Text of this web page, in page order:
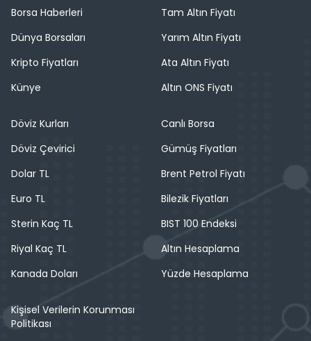
Borsa Haberleri
Dünya Borsaları
Kripto Fiyatları
Künye
Tam Altın Fiyatı
Yarım Altın Fiyatı
Ata Altın Fiyatı
Altın ONS Fiyatı
Döviz Kurları
Döviz Çevirici
Dolar TL
Euro TL
Sterin Kaç TL
Riyal Kaç TL
Kanada Doları
Canlı Borsa
Gümüş Fiyatları
Brent Petrol Fiyatı
Bilezik Fiyatları
BIST 100 Endeksi
Altın Hesaplama
Yüzde Hesaplama
Kişisel Verilerin Korunması
Politikası